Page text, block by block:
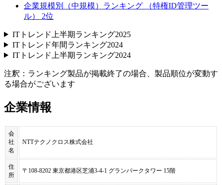
企業規模別（中規模）ランキング （特権ID管理ツー
ル） 2位
ITトレンド上半期ランキング2025
ITトレンド年間ランキング2024
ITトレンド上半期ランキング2024
注釈：ランキング製品が掲載終了の場合、製品順位が変動す
る場合がございます
企業情報
会
社
名
NTTテクノクロス株式会社
住
所
〒108-8202 東京都港区芝浦3-4-1 グランパークタワー 15階